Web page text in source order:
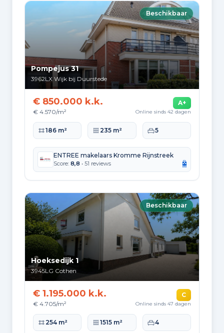
Beschikbaar
Pompejus 31
3962LX Wijk bij Duurstede
€ 850.000 k.k.
€ 4.570/m²
A+
Online sinds 42 dagen
Woonoppervlakte
186 m² Perceeloppervlakte
235 m² Slaapkamers
5
ENTREE makelaars Kromme Rijnstreek
Score: 8,8 • 51 reviews
Beschikbaar
Hoeksedijk 1
3945LG Cothen
€ 1.195.000 k.k.
€ 4.705/m²
C
Online sinds 47 dagen
Woonoppervlakte
254 m² Perceeloppervlakte
1515 m² Slaapkamers
4